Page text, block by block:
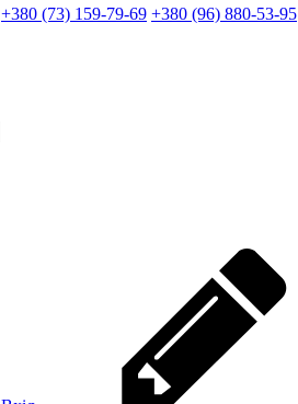
+380 (73) 159-79-69 +380 (96) 880-53-95